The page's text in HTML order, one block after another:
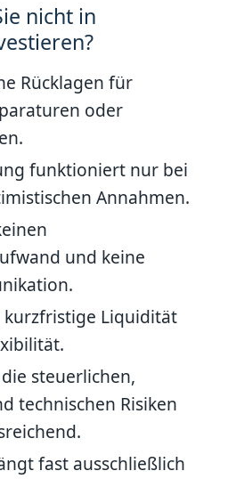
nicht in
Rücklagen für
oder
funktioniert nur bei
Annahmen.
und keine
kurzfristige Liquidität
steuerlichen,
technischen Risiken
fast ausschließlich